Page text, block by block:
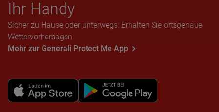
Ihr Handy
Sicher zu Hause oder unterwegs: Erhalten Sie ortsgenaue
Wettervorhersagen.
Mehr zur Generali Protect Me App